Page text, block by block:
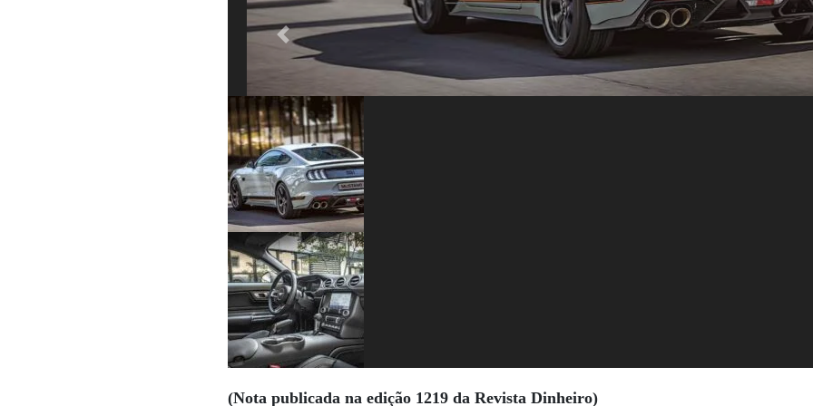
Previous
(Nota publicada na edição 1219 da Revista Dinheiro)